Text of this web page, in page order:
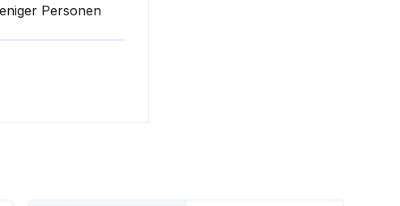
Personen